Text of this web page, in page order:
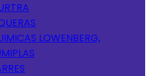
LOWENBERG,